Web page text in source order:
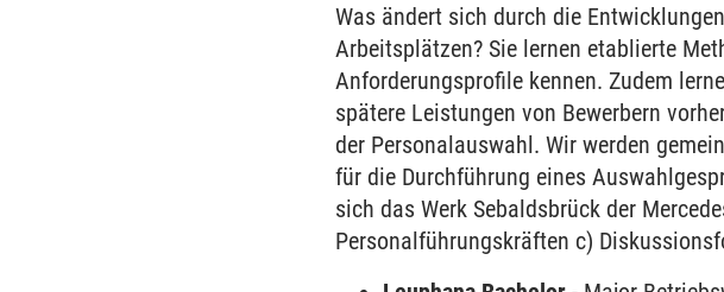
Was ändert sich durch die
Arbeitsplätzen? Sie lernen etablierte
Anforderungsprofile kennen. Zudem
spätere Leistungen von Bewerbern
der Personalauswahl. Wir werden
für die Durchführung eines
sich das Werk Sebaldsbrück der
Personalführungskräften c)